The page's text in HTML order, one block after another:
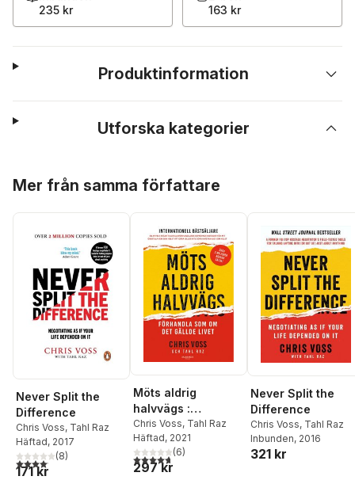
235 kr
163 kr
Produktinformation
Utforska kategorier
Mer från samma författare
Never Split the
Difference
Chris Voss, Tahl Raz
Häftad, 2017
4,1utav 5 stjärnor. Totalt antal röster:
(8)
171 kr
Möts aldrig
halvvägs :
förhandla som om
det gällde livet
Chris Voss, Tahl Raz
Häftad, 2021
4,7utav 5 stjärnor. Totalt antal röster:
(6)
297 kr
Never Split the
Difference
Chris Voss, Tahl Raz
Inbunden, 2016
321 kr